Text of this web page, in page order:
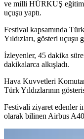
ve milli HÜRKUŞ eğitim
uçuşu yaptı.
Festival kapsamında
Yıldızları, gösteri uçuşu
İzleyenler, 45 dakika
dakikalarca alkışladı.
Hava Kuvvetleri
Türk Yıldızlarının
Festivali ziyaret edenler
olarak bilinen Airbus